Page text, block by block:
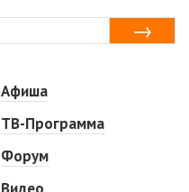
Афиша
ТВ-Программа
Форум
Видео